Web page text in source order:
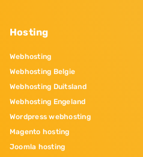
Hosting
Webhosting
Webhosting Belgie
Webhosting Duitsland
Webhosting Engeland
Wordpress webhosting
Magento hosting
Joomla hosting